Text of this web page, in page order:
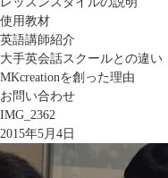
使用教材
英語講師紹介
大手英会話スクールとの違い
MKcreationを創った理由
お問い合わせ
IMG_2362
2015年5月4日